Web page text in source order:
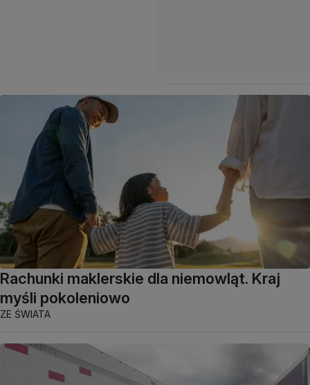
Rachunki maklerskie dla niemowląt. Kraj
myśli pokoleniowo
ZE ŚWIATA